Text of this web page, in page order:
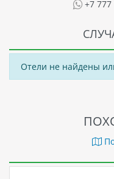
+7
Отели не найдены